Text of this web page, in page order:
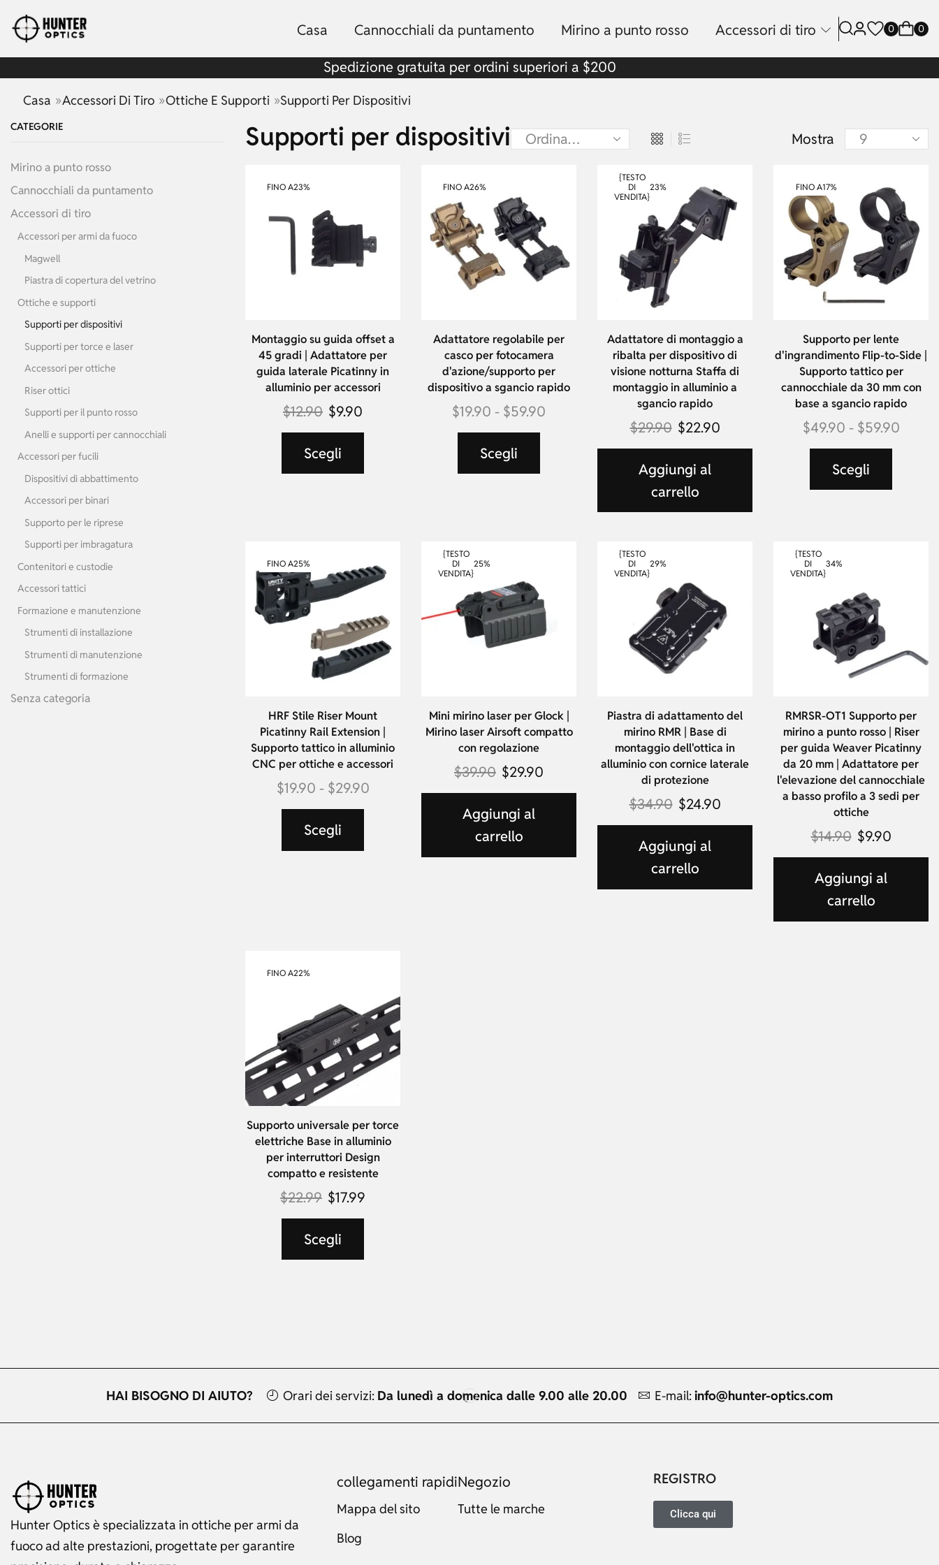
Casa Cannocchiali da puntamento Mirino a punto rosso Accessori di tiro 0 0
Spedizione gratuita per ordini superiori a $200
Casa »Accessori Di Tiro »Ottiche E Supporti »Supporti Per Dispositivi
Supporti per dispositivi Mostra
FINO A23%
Montaggio su guida offset a
45 gradi | Adattatore per
guida laterale Picatinny in
alluminio per accessori
$12.90 $9.90
Scegli
FINO A26%
Adattatore regolabile per
casco per fotocamera
d'azione/supporto per
dispositivo a sgancio rapido
$19.90 - $59.90
Scegli
{TESTO
DI
VENDITA}
23%
Adattatore di montaggio a
ribalta per dispositivo di
visione notturna Staffa di
montaggio in alluminio a
sgancio rapido
$29.90 $22.90
Aggiungi al
carrello
FINO A17%
Supporto per lente
d'ingrandimento Flip-to-Side |
Supporto tattico per
cannocchiale da 30 mm con
base a sgancio rapido
$49.90 - $59.90
Scegli
FINO A25%
HRF Stile Riser Mount
Picatinny Rail Extension |
Supporto tattico in alluminio
CNC per ottiche e accessori
$19.90 - $29.90
Scegli
{TESTO
DI
VENDITA}
25%
Mini mirino laser per Glock |
Mirino laser Airsoft compatto
con regolazione
$39.90 $29.90
Aggiungi al
carrello
{TESTO
DI
VENDITA}
29%
Piastra di adattamento del
mirino RMR | Base di
montaggio dell'ottica in
alluminio con cornice laterale
di protezione
$34.90 $24.90
Aggiungi al
carrello
{TESTO
DI
VENDITA}
34%
RMRSR-OT1 Supporto per
mirino a punto rosso | Riser
per guida Weaver Picatinny
da 20 mm | Adattatore per
l'elevazione del cannocchiale
a basso profilo a 3 sedi per
ottiche
$14.90 $9.90
Aggiungi al
carrello
FINO A22%
Supporto universale per torce
elettriche Base in alluminio
per interruttori Design
compatto e resistente
$22.99 $17.99
Scegli
CATEGORIE
Mirino a punto rosso
Cannocchiali da puntamento
Accessori di tiro
Accessori per armi da fuoco
Magwell
Piastra di copertura del vetrino
Ottiche e supporti
Supporti per dispositivi
Supporti per torce e laser
Accessori per ottiche
Riser ottici
Supporti per il punto rosso
Anelli e supporti per cannocchiali
Accessori per fucili
Dispositivi di abbattimento
Accessori per binari
Supporto per le riprese
Supporti per imbragatura
Contenitori e custodie
Accessori tattici
Formazione e manutenzione
Strumenti di installazione
Strumenti di manutenzione
Strumenti di formazione
Senza categoria
HAI BISOGNO DI AIUTO? Orari dei servizi: Da lunedì a domenica dalle 9.00 alle 20.00 E-mail: info@hunter-optics.com
Hunter Optics è specializzata in ottiche per armi da
fuoco ad alte prestazioni, progettate per garantire
collegamenti rapidi
Mappa del sito
Blog
Negozio
Tutte le marche
REGISTRO
Clicca qui